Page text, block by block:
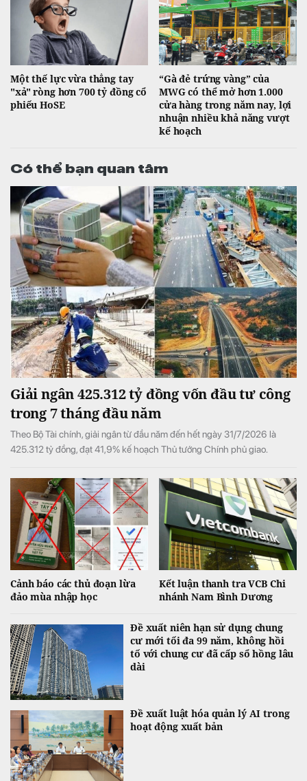
Một thế lực vừa thẳng tay
"xả" ròng hơn 700 tỷ đồng cổ
phiếu HoSE
“Gà đẻ trứng vàng” của
MWG có thể mở hơn 1.000
cửa hàng trong năm nay, lợi
nhuận nhiều khả năng vượt
kế hoạch
Có thể bạn quan tâm
Giải ngân 425.312 tỷ đồng vốn đầu tư công
trong 7 tháng đầu năm
Theo Bộ Tài chính, giải ngân từ đầu năm đến hết ngày 31/7/2026 là
425.312 tỷ đồng, đạt 41,9% kế hoạch Thủ tướng Chính phủ giao.
Cảnh báo các thủ đoạn lừa
đảo mùa nhập học
Kết luận thanh tra VCB Chi
nhánh Nam Bình Dương
Đề xuất niên hạn sử dụng chung
cư mới tối đa 99 năm, không hồi
tố với chung cư đã cấp sổ hồng lâu
dài
Đề xuất luật hóa quản lý AI trong
hoạt động xuất bản